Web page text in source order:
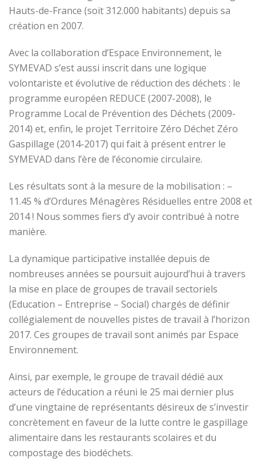
Hauts-de-France (soit 312.000 habitants) depuis sa
création en 2007.
Avec la collaboration d’Espace Environnement, le
SYMEVAD s’est aussi inscrit dans une logique
volontariste et évolutive de réduction des déchets : le
programme européen REDUCE (2007-2008), le
Programme Local de Prévention des Déchets (2009-
2014) et, enfin, le projet Territoire Zéro Déchet Zéro
Gaspillage (2014-2017) qui fait à présent entrer le
SYMEVAD dans l’ère de l’économie circulaire.
Les résultats sont à la mesure de la mobilisation : –
11.45 % d’Ordures Ménagères Résiduelles entre 2008 et
2014 ! Nous sommes fiers d’y avoir contribué à notre
manière.
La dynamique participative installée depuis de
nombreuses années se poursuit aujourd’hui à travers
la mise en place de groupes de travail sectoriels
(Education – Entreprise – Social) chargés de définir
collégialement de nouvelles pistes de travail à l’horizon
2017. Ces groupes de travail sont animés par Espace
Environnement.
Ainsi, par exemple, le groupe de travail dédié aux
acteurs de l’éducation a réuni le 25 mai dernier plus
d’une vingtaine de représentants désireux de s’investir
concrètement en faveur de la lutte contre le gaspillage
alimentaire dans les restaurants scolaires et du
compostage des biodéchets.